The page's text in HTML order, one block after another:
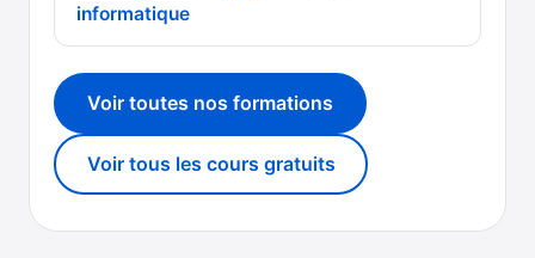
informatique
Voir toutes nos formations
Voir tous les cours gratuits